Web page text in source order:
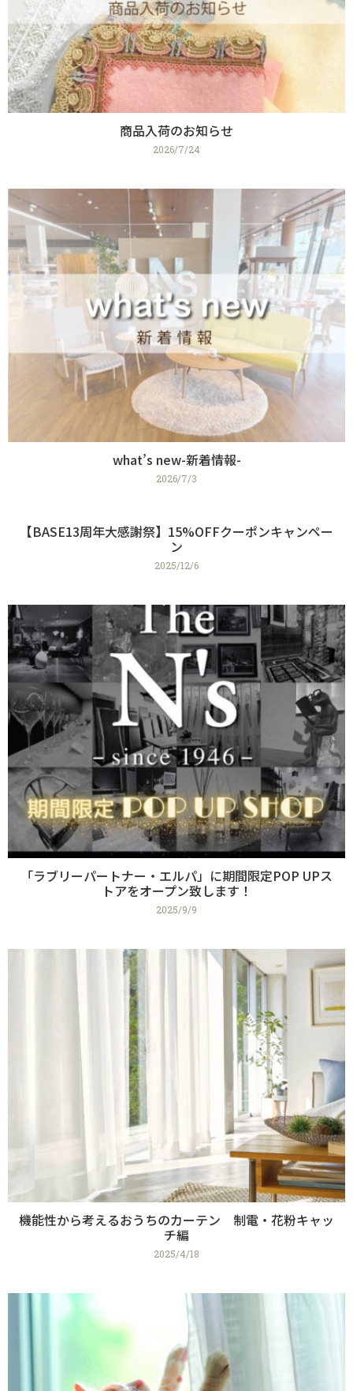
商品入荷のお知らせ
2026/7/24
what’s new-新着情報-
2026/7/3
【BASE13周年大感謝祭】15%OFFクーポンキャンペー
ン
2025/12/6
「ラブリーパートナー・エルパ」に期間限定POP UPス
トアをオープン致します！
2025/9/9
機能性から考えるおうちのカーテン 制電・花粉キャッ
チ編
2025/4/18